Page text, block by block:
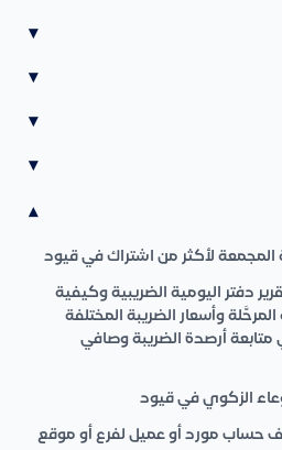
▾
▾
▾
▾
▾
المجمعة لأكثر من اشتراك في قيود
دفتر اليومية الضريبية وكيفية
وأسعار الضريبة المختلفة
متابعة أرصدة الضريبة وصافي
الزكوي في قيود
حساب مورد أو عميل لفرع أو موقع